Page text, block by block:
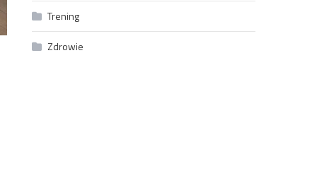
Trening
Zdrowie